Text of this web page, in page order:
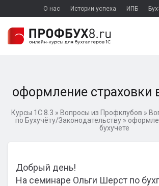
О нас Истории успеха ИПБ
оформление страховки
Курсы 1С 8.3 » Вопросы из Профклубов »
по Бухучёту/Законодательству »
бухучете
Добрый день!
На семинаре Ольги Шерст по